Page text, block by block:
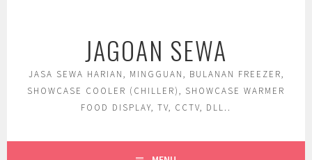
JAGOAN SEWA
JASA SEWA HARIAN, MINGGUAN, BULANAN FREEZER,
SHOWCASE COOLER (CHILLER), SHOWCASE WARMER
FOOD DISPLAY, TV, CCTV, DLL..